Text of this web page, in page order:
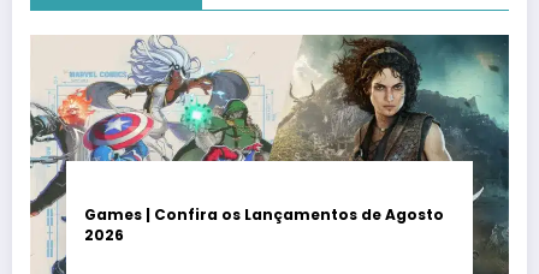
Games | Confira os Lançamentos de Agosto
2026